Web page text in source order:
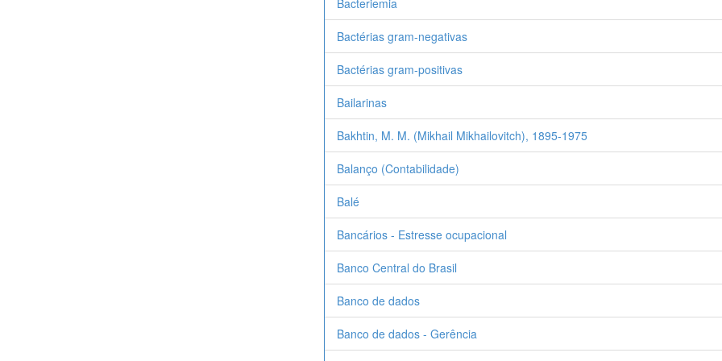
Bacteriemia
Bactérias gram-negativas
Bactérias gram-positivas
Bailarinas
Bakhtin, M. M. (Mikhail Mikhailovitch), 1895-1975
Balanço (Contabilidade)
Balé
Bancários - Estresse ocupacional
Banco Central do Brasil
Banco de dados
Banco de dados - Gerência